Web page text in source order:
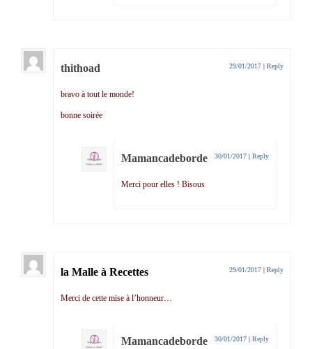
thithoad 29/01/2017 | Reply
bravo à tout le monde!
bonne soirée
Mamancadeborde 30/01/2017 | Reply
Merci pour elles ! Bisous
la Malle à Recettes 29/01/2017 | Reply
Merci de cette mise à l’honneur…
Mamancadeborde 30/01/2017 | Reply